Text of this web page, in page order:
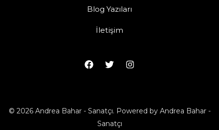
Blog Yazıları
İletişim
© 2026 Andrea Bahar - Sanatçı. Powered by Andrea Bahar -
Sanatçı